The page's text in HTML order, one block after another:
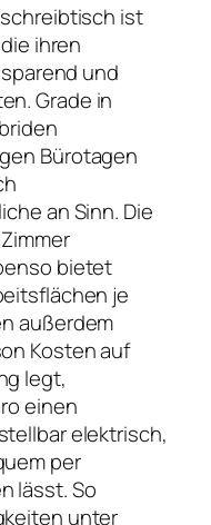
ist
ihren
und
Grade in
Bürotagen
an Sinn. Die
bietet
je
außerdem
Kosten auf
legt,
einen
elektrisch,
per
lässt. So
unter